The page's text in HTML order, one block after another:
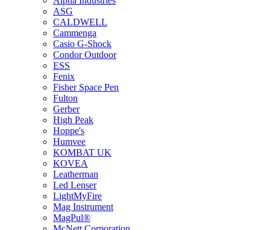
ASG
CALDWELL
Cammenga
Casio G-Shock
Condor Outdoor
ESS
Fenix
Fisher Space Pen
Fulton
Gerber
High Peak
Hoppe's
Humvee
KOMBAT UK
KOVEA
Leatherman
Led Lenser
LightMyFire
Mag Instrument
MagPul®